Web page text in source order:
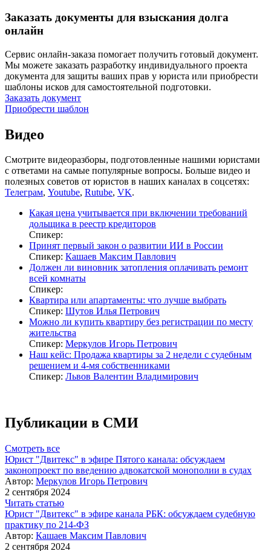
Заказать документы для взыскания долга
онлайн
Сервис онлайн-заказа помогает получить готовый документ.
Мы можете заказать разработку индивидуального проекта
документа для защиты ваших прав у юриста или приобрести
шаблоны исков для самостоятельной подготовки.
Заказать документ
Приобрести шаблон
Видео
Смотрите видеоразборы, подготовленные нашими юристами
с ответами на самые популярные вопросы. Больше видео и
полезных советов от юристов в наших каналах в соцсетях:
Телеграм, Youtube, Rutube, VK.
Какая цена учитывается при включении требований
дольщика в реестр кредиторов
Спикер:
Принят первый закон о развитии ИИ в России
Спикер: Кашаев Максим Павлович
Должен ли виновник затопления оплачивать ремонт
всей комнаты
Спикер:
Квартира или апартаменты: что лучше выбрать
Спикер: Шутов Илья Петрович
Можно ли купить квартиру без регистрации по месту
жительства
Спикер: Меркулов Игорь Петрович
Наш кейс: Продажа квартиры за 2 недели с судебным
решением и 4-мя собственниками
Спикер: Львов Валентин Владимирович
Публикации в СМИ
Смотреть все
Юрист "Двитекс" в эфире Пятого канала: обсуждаем
законопроект по введению адвокатской монополии в судах
Автор: Меркулов Игорь Петрович
2 сентября 2024
Читать статью
Юрист "Двитекс" в эфире канала РБК: обсуждаем судебную
практику по 214-ФЗ
Автор: Кашаев Максим Павлович
2 сентября 2024